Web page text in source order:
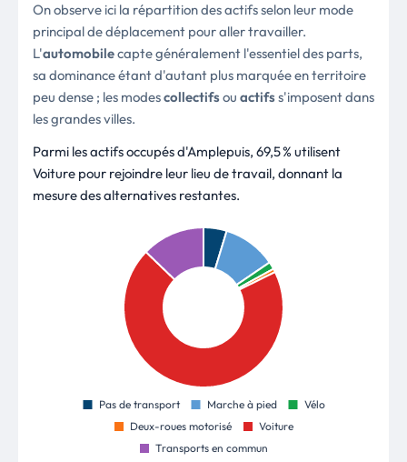
On observe ici la répartition des actifs selon leur mode
principal de déplacement pour aller travailler.
L'automobilecapte généralement l'essentiel des parts,
sa dominance étant d'autant plus marquée en territoire
peu dense ; les modescollectifsou actifss'imposent dans
les grandes villes.
Parmi les actifs occupés d'Amplepuis, 69,5 % utilisent
Voiture pour rejoindre leur lieu de travail, donnant la
mesure des alternatives restantes.